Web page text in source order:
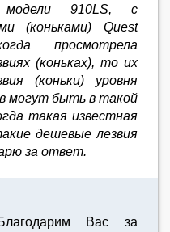
910LS, с
(коньками) Quest
просмотрела
(коньках), то их
(коньки) уровня
могут быть в такой
такая известная
дешевые лезвия
за ответ.
Вас за